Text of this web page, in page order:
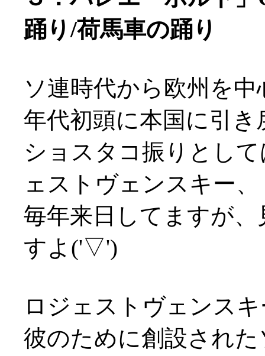
踊り/荷馬車の踊り
ソ連時代から欧州を
年代初頭に本国に引
ショスタコ振りとし
ェストヴェンスキー、
毎年来日してますが
すよ('▽')
ロジェストヴェンス
彼のために創設され